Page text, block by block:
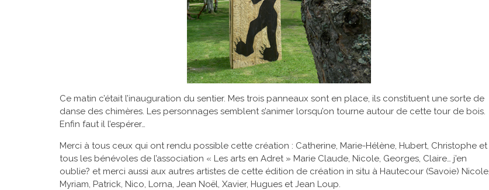
Ce matin c’était l’inauguration du sentier. Mes trois panneaux sont en place, ils constituent une sorte de
danse des chimères. Les personnages semblent s’animer lorsqu’on tourne autour de cette tour de bois.
Enfin faut il l’espérer…
Merci à tous ceux qui ont rendu possible cette création : Catherine, Marie-Hélène, Hubert, Christophe et
tous les bénévoles de l’association « Les arts en Adret » Marie Claude, Nicole, Georges, Claire… j’en
oublie? et merci aussi aux autres artistes de cette édition de création in situ à Hautecour (Savoie) Nicole,
Myriam, Patrick, Nico, Lorna, Jean Noël, Xavier, Hugues et Jean Loup.